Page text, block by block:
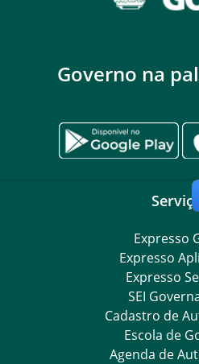
Governo na
Expresso
Expresso
Expresso
SEI
Cadastro de
Escola de
Agenda de